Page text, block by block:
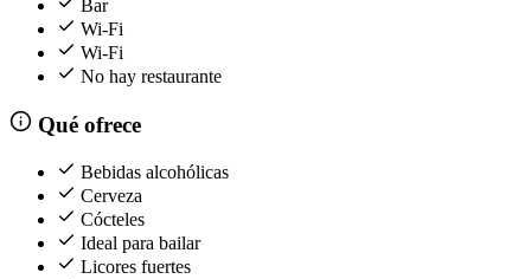
Bar
Wi-Fi
Wi-Fi
No hay restaurante
Qué ofrece
Bebidas alcohólicas
Cerveza
Cócteles
Ideal para bailar
Licores fuertes